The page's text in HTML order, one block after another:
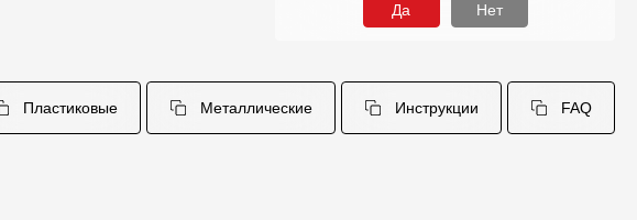
Отправка рекламации
Вакансии
Пластиковые Металлические Инструкции FAQ
Да Нет